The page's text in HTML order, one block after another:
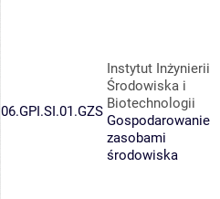
06.GPI.SI.01.GZS
Instytut Inżynierii
Środowiska i
Biotechnologii
Gospodarowanie
zasobami
środowiska